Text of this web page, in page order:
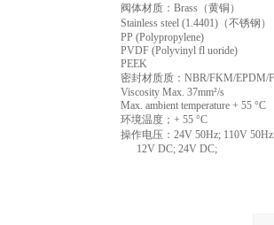
阀体材质：Brass（黄铜）
Stainless steel (1.4401)（不锈钢）
PP (Polypropylene)
PVDF (Polyvinyl fl uoride)
PEEK
密封材质质：NBR/FKM/EPDM/
Viscosity Max. 37mm²/s
Max. ambient temperature + 55 °C
环境温度；+ 55 °C
操作电压：24V 50Hz; 110V
12V DC; 24V DC;